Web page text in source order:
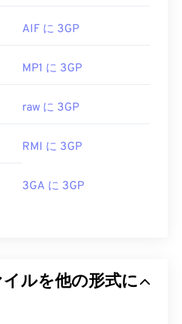
AIF に 3GP
MP1 に 3GP
raw に 3GP
RMI に 3GP
3GA に 3GP
ルを他の形式に